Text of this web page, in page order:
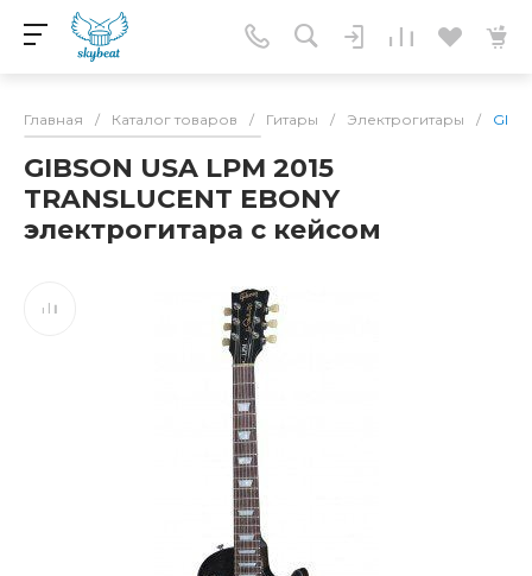
Главная / Каталог товаров / Гитары / Электрогитары /
GIBSON USA LPM 2015
TRANSLUCENT EBONY
электрогитара с кейсом